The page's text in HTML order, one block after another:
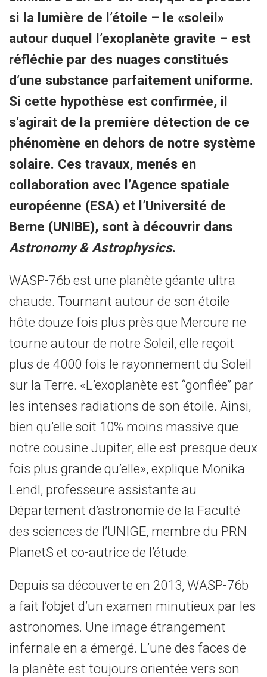
si la lumière de l’étoile – le «soleil»
autour duquel l’exoplanète gravite – est
réfléchie par des nuages constitués
d’une substance parfaitement uniforme.
Si cette hypothèse est confirmée, il
s’agirait de la première détection de ce
phénomène en dehors de notre système
solaire. Ces travaux, menés en
collaboration avec l’Agence spatiale
européenne (ESA) et l’Université de
Berne (UNIBE), sont à découvrir dans
Astronomy & Astrophysics.
WASP-76b est une planète géante ultra
chaude. Tournant autour de son étoile
hôte douze fois plus près que Mercure ne
tourne autour de notre Soleil, elle reçoit
plus de 4000 fois le rayonnement du Soleil
sur la Terre. «L’exoplanète est ‘‘gonflée’’ par
les intenses radiations de son étoile. Ainsi,
bien qu’elle soit 10% moins massive que
notre cousine Jupiter, elle est presque deux
fois plus grande qu’elle», explique Monika
Lendl, professeure assistante au
Département d’astronomie de la Faculté
des sciences de l’UNIGE, membre du PRN
PlanetS et co-autrice de l’étude.
Depuis sa découverte en 2013, WASP-76b
a fait l’objet d’un examen minutieux par les
astronomes. Une image étrangement
infernale en a émergé. L’une des faces de
la planète est toujours orientée vers son